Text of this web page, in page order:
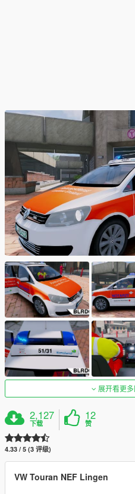
展开看更
2,127
下载
12
赞
4.33 / 5 (3 评级)
VW Touran NEF Lingen